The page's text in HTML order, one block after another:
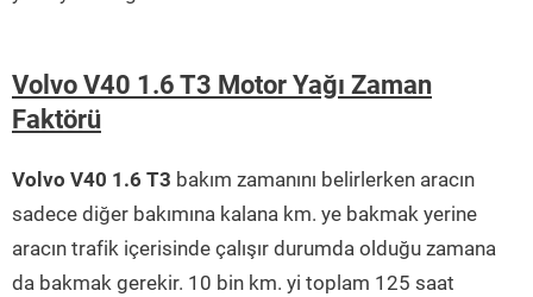
Volvo V40 1.6 T3 Motor Yağı Zaman
Faktörü
Volvo V40 1.6 T3 bakım zamanını belirlerken aracın
sadece diğer bakımına kalana km. ye bakmak yerine
aracın trafik içerisinde çalışır durumda olduğu zamana
da bakmak gerekir. 10 bin km. yi toplam 125 saat